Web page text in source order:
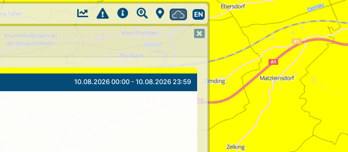
EN
10.08.2026 00:00 - 10.08.2026 23:59